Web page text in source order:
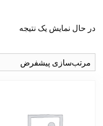
در حال نمایش یک نتیجه